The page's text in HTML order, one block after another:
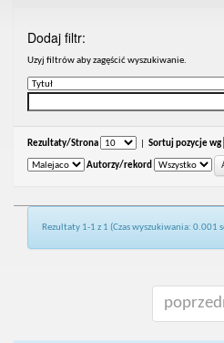
Dodaj filtr:
Uzyj filtrów aby zagęścić wyszukiwanie.
Rezultaty/Strona Sortuj pozycje wg
Autorzy/rekord
Rezultaty 1-1 z 1 (Czas wyszukiwania: 0.001